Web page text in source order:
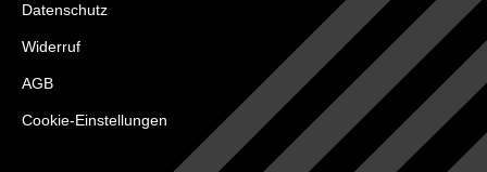
Datenschutz
Widerruf
AGB
Cookie-Einstellungen